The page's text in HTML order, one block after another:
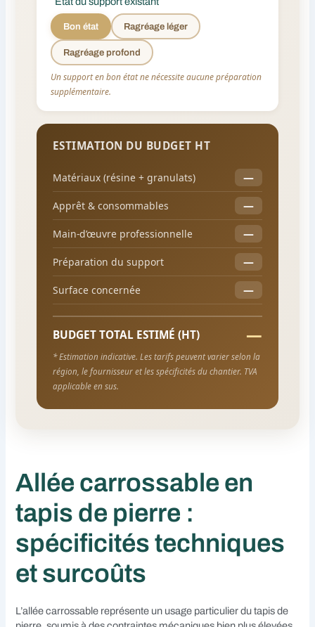
Bon état Ragréage léger
Ragréage profond
Un support en bon état ne nécessite aucune préparation
supplémentaire.
ESTIMATION DU BUDGET HT
Matériaux (résine + granulats) —
Apprêt & consommables —
Main-d’œuvre professionnelle —
Préparation du support —
Surface concernée —
BUDGET TOTAL ESTIMÉ (HT) —
* Estimation indicative. Les tarifs peuvent varier selon la
région, le fournisseur et les spécificités du chantier. TVA
applicable en sus.
Allée carrossable en
tapis de pierre :
spécificités techniques
et surcoûts
L’allée carrossable représente un usage particulier du tapis de